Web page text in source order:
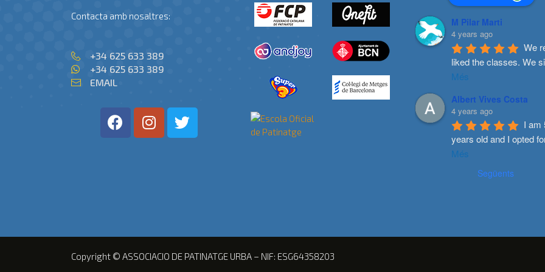
Contacta amb nosaltres:
+34 625 633 389
+34 625 633 389
EMAIL
M Pilar Marti
4 years ago
We
liked the classes. We
Més
Albert Vives Costa
4 years ago
I am
years old and I opted
Més
Següents
Copyright © ASSOCIACIO DE PATINATGE URBA – NIF: ESG64358203